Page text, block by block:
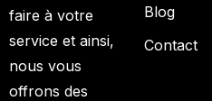
faire à votre
service et ainsi,
nous vous
offrons des
Blog
Contact